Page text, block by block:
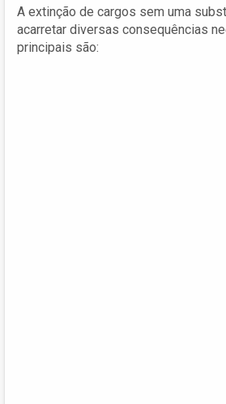
A extinção de cargos sem uma
acarretar diversas consequências
principais são: